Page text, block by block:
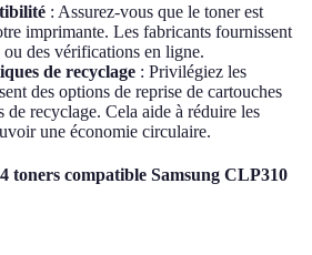
: Assurez-vous que le toner est
imprimante. Les fabricants fournissent
ou des vérifications en ligne.
de recyclage : Privilégiez les
des options de reprise de cartouches
de recyclage. Cela aide à réduire les
une économie circulaire.
toners compatible Samsung CLP310